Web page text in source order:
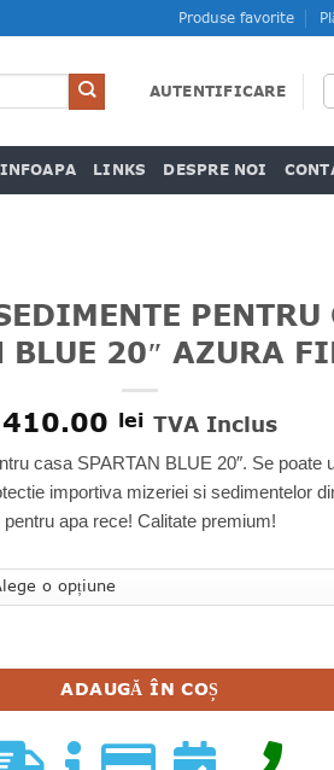
Produse favorite
AUTENTIFICARE
INFOAPA LINKS DESPRE NOI
PENTRU
BLUE 20″ AZURA
410.00 lei TVA Inclus
casa SPARTAN BLUE 20″. Se poate
importiva mizeriei si sedimentelor
pentru apa rece! Calitate premium!
ADAUGĂ ÎN COȘ